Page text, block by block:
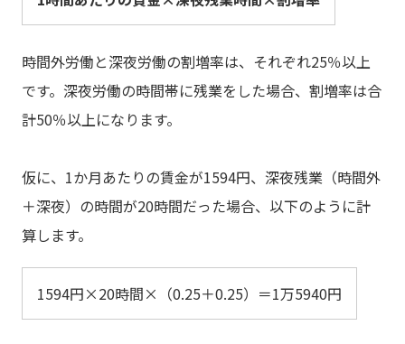
時間外労働と深夜労働の割増率は、それぞれ25％以上
です。深夜労働の時間帯に残業をした場合、割増率は合
計50％以上になります。
仮に、1か月あたりの賃金が1594円、深夜残業（時間外
＋深夜）の時間が20時間だった場合、以下のように計
算します。
1594円×20時間×（0.25＋0.25）＝1万5940円